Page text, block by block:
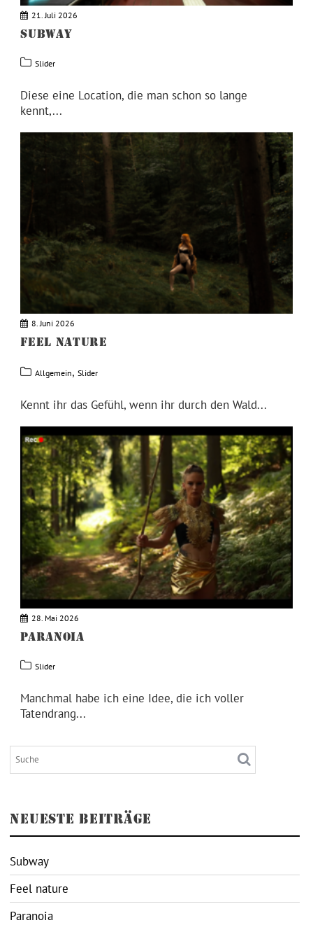
21. Juli 2026
SUBWAY
Slider
Diese eine Location, die man schon so lange
kennt,...
8. Juni 2026
FEEL NATURE
Allgemein,Slider
Kennt ihr das Gefühl, wenn ihr durch den Wald...
28. Mai 2026
PARANOIA
Slider
Manchmal habe ich eine Idee, die ich voller
Tatendrang...
NEUESTE BEITRÄGE
Subway
Feel nature
Paranoia